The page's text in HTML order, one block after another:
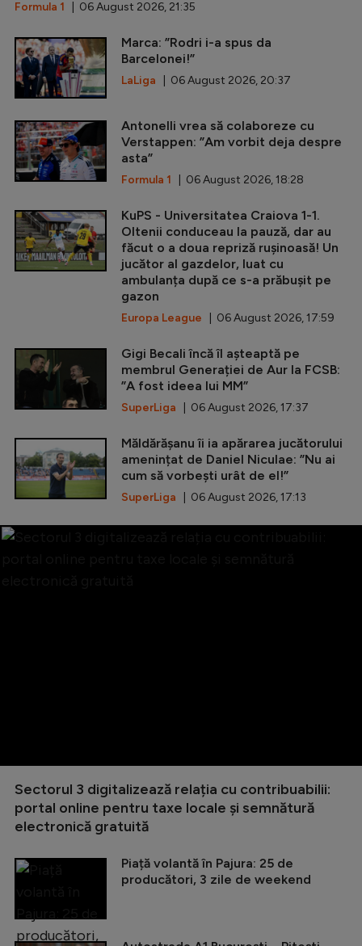
Formula 1 | 06 August 2026, 21:35
Marca: ”Rodri i-a spus da
Barcelonei!”
LaLiga | 06 August 2026, 20:37
Antonelli vrea să colaboreze cu
Verstappen: ”Am vorbit deja despre
asta”
Formula 1 | 06 August 2026, 18:28
KuPS - Universitatea Craiova 1-1.
Oltenii conduceau la pauză, dar au
făcut o a doua repriză rușinoasă! Un
jucător al gazdelor, luat cu
ambulanța după ce s-a prăbușit pe
gazon
Europa League | 06 August 2026, 17:59
Gigi Becali încă îl așteaptă pe
membrul Generației de Aur la FCSB:
”A fost ideea lui MM”
SuperLiga | 06 August 2026, 17:37
Măldărășanu îi ia apărarea jucătorului
amenințat de Daniel Niculae: ”Nu ai
cum să vorbești urât de el!”
SuperLiga | 06 August 2026, 17:13
Sectorul 3 digitalizează relația cu contribuabilii:
portal online pentru taxe locale și semnătură
electronică gratuită
Piață volantă în Pajura: 25 de
producători, 3 zile de weekend